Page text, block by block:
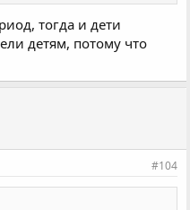
тогда и дети
детям, потому что
#104